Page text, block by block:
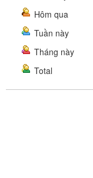
Hôm qua
Tuần này
Tháng này
Total